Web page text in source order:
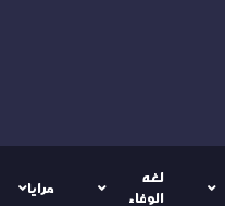
لغه
الوفاء
مرايا